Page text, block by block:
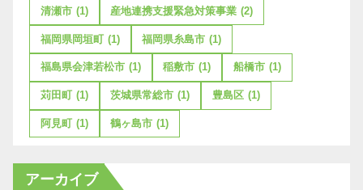
清瀬市 (1) 産地連携支援緊急対策事業 (2)
福岡県岡垣町 (1) 福岡県糸島市 (1)
福島県会津若松市 (1) 稲敷市 (1) 船橋市 (1)
苅田町 (1) 茨城県常総市 (1) 豊島区 (1)
阿見町 (1) 鶴ヶ島市 (1)
アーカイブ